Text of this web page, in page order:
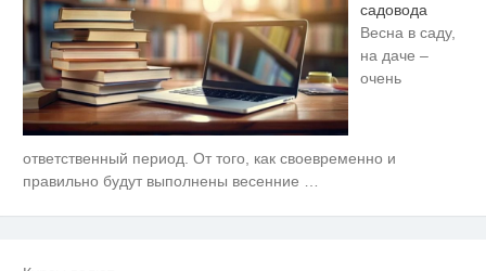
садовода
Весна в саду,
на даче –
очень
ответственный период. От того, как своевременно и
правильно будут выполнены весенние
i
Ролик длится несколько секунд,
а смеяться вы будете долго